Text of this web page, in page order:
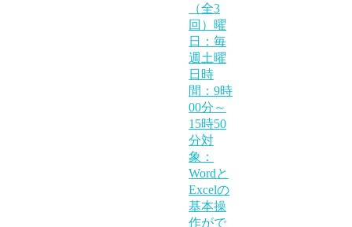
（全3
回）曜
日：毎
週土曜
日時
間：9時
00分～
15時50
分対
象：
Wordと
Excelの
基本操
作がで